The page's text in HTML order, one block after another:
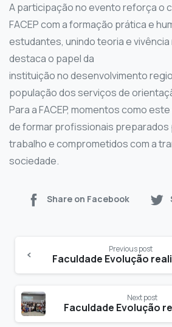
A participação no evento reforça o
FACEP com a formação prática e
estudantes, unindo teoria e vivência
destaca o papel da
instituição no desenvolvimento
população dos serviços de
Para a FACEP, momentos como
de formar profissionais preparados
trabalho e comprometidos com a
sociedade.
Share on Facebook
Previous post
Next post